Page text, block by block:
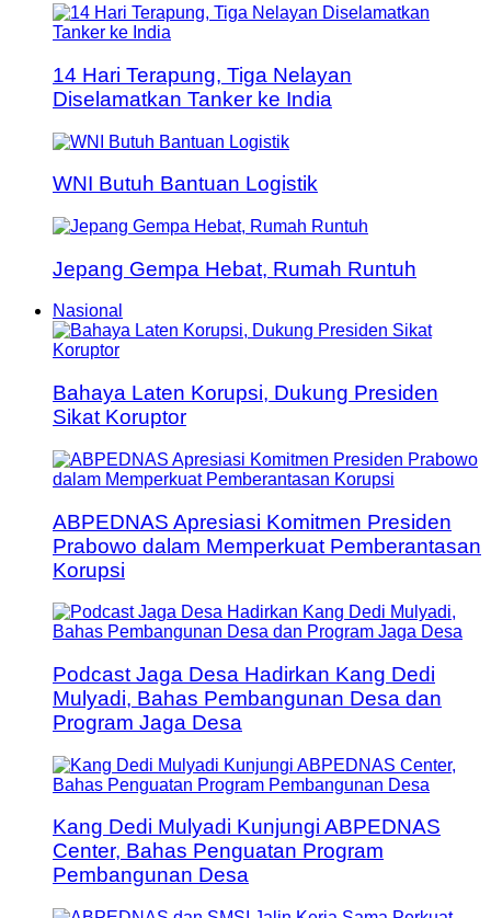
14 Hari Terapung, Tiga Nelayan
Diselamatkan Tanker ke India
WNI Butuh Bantuan Logistik
Jepang Gempa Hebat, Rumah Runtuh
Nasional
Bahaya Laten Korupsi, Dukung Presiden
Sikat Koruptor
ABPEDNAS Apresiasi Komitmen Presiden
Prabowo dalam Memperkuat Pemberantasan
Korupsi
Podcast Jaga Desa Hadirkan Kang Dedi
Mulyadi, Bahas Pembangunan Desa dan
Program Jaga Desa
Kang Dedi Mulyadi Kunjungi ABPEDNAS
Center, Bahas Penguatan Program
Pembangunan Desa